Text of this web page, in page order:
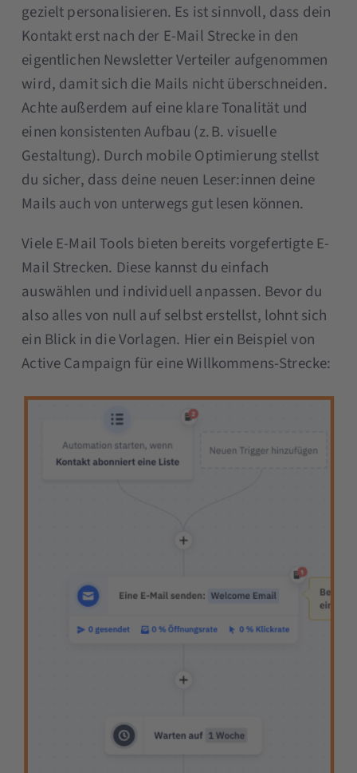
gezielt personalisieren. Es ist sinnvoll, dass dein
Kontakt erst nach der E-Mail Strecke in den
eigentlichen Newsletter Verteiler aufgenommen
wird, damit sich die Mails nicht überschneiden.
Achte außerdem auf eine klare Tonalität und
einen konsistenten Aufbau (z. B. visuelle
Gestaltung). Durch mobile Optimierung stellst
du sicher, dass deine neuen Leser:innen deine
Mails auch von unterwegs gut lesen können.
Viele E-Mail Tools bieten bereits vorgefertigte E-
Mail Strecken. Diese kannst du einfach
auswählen und individuell anpassen. Bevor du
also alles von null auf selbst erstellst, lohnt sich
ein Blick in die Vorlagen. Hier ein Beispiel von
Active Campaign für eine Willkommens-Strecke: